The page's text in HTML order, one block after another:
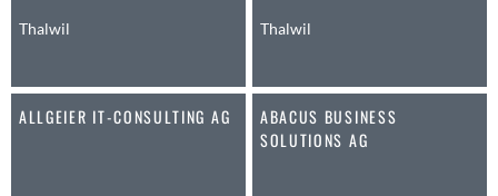
Anwil
Au SG
Baar
Thalwil Thalwil
ALLGEIER IT-CONSULTING AG
ABACUS BUSINESS
SOLUTIONS AG